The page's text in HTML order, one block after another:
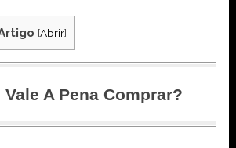
[Abrir]
Vale A Pena Comprar?